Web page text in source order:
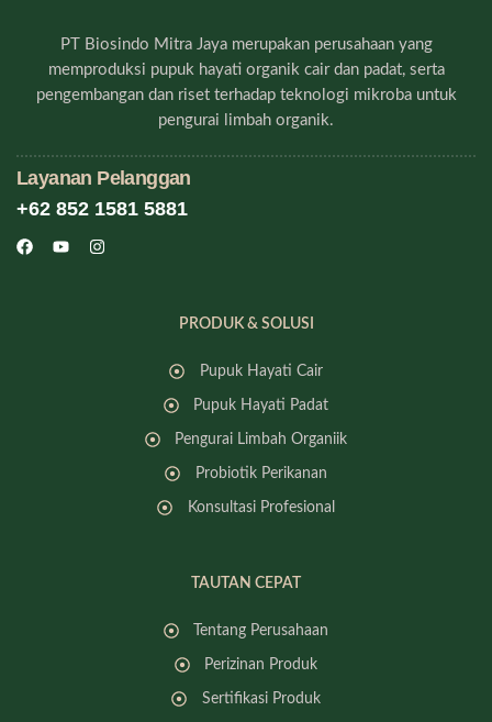
PT Biosindo Mitra Jaya merupakan perusahaan yang
memproduksi pupuk hayati organik cair dan padat, serta
pengembangan dan riset terhadap teknologi mikroba untuk
pengurai limbah organik.
Layanan Pelanggan
+62 852 1581 5881
PRODUK & SOLUSI
Pupuk Hayati Cair
Pupuk Hayati Padat
Pengurai Limbah Organiik
Probiotik Perikanan
Konsultasi Profesional
TAUTAN CEPAT
Tentang Perusahaan
Perizinan Produk
Sertifikasi Produk